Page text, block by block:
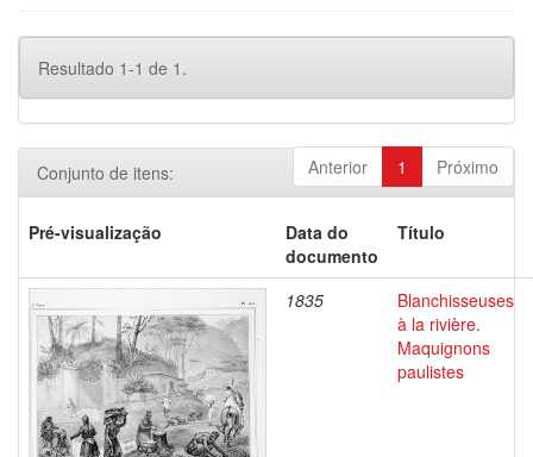
Resultado 1-1 de 1.
Anterior 1 Próximo
Conjunto de itens:
Pré-visualização
Data do
documento
Título
1835
Blanchisseuses
à la rivière.
Maquignons
paulistes